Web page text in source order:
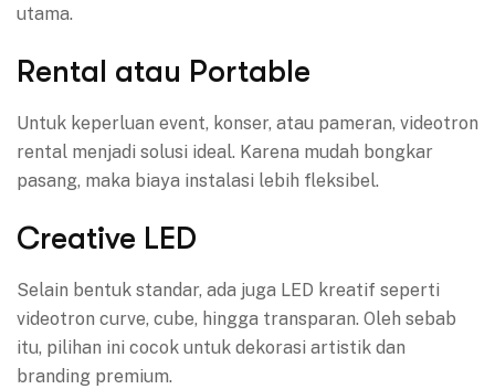
utama.
Rental atau Portable
Untuk keperluan event, konser, atau pameran, videotron
rental menjadi solusi ideal. Karena mudah bongkar
pasang, maka biaya instalasi lebih fleksibel.
Creative LED
Selain bentuk standar, ada juga LED kreatif seperti
videotron curve, cube, hingga transparan. Oleh sebab
itu, pilihan ini cocok untuk dekorasi artistik dan
branding premium.